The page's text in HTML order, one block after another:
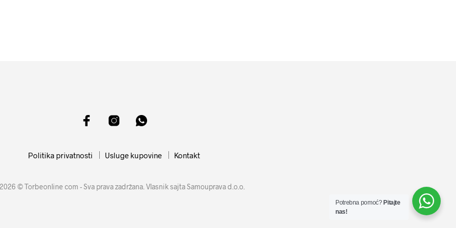
Politika privatnosti Usluge kupovine Kontakt
© Torbeonline com - Sva prava zadržana. Vlasnik sajta Samouprava d.o.o.
Potrebna pomoć? Pitajte
nas!